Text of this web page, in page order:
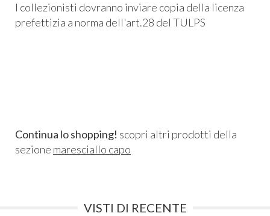
I collezionisti dovranno inviare copia della licenza
prefettizia a norma dell'art.28 del TULPS
Continua lo shopping! scopri altri prodotti della
sezione maresciallo capo
VISTI DI RECENTE